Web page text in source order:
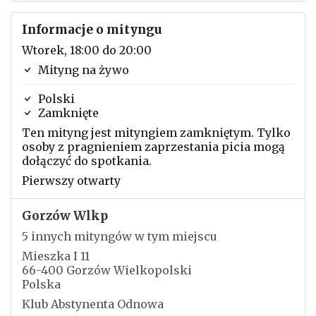
Informacje o mityngu
Wtorek, 18:00 do 20:00
Mityng na żywo
Polski
Zamknięte
Ten mityng jest mityngiem zamkniętym. Tylko
osoby z pragnieniem zaprzestania picia mogą
dołączyć do spotkania.
Pierwszy otwarty
Gorzów Wlkp
5 innych mityngów w tym miejscu
Mieszka I 11
66-400 Gorzów Wielkopolski
Polska
Klub Abstynenta Odnowa